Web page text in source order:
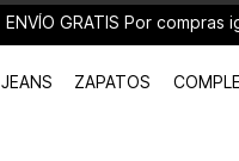
ENVÍO GRATIS Por
JEANS ZAPATOS